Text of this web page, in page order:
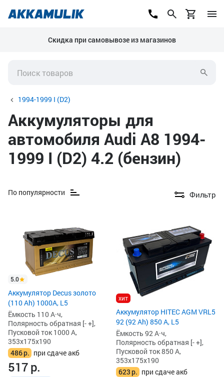
Скидка при самовывозе из магазинов
1994-1999 I (D2)
Аккумуляторы для
автомобиля Audi A8 1994-
1999 I (D2) 4.2 (бензин)
По популярности Фильтр
5.0
Аккумулятор Decus золото
(110 Ah) 1000A, L5
Ёмкость 110 А·ч,
Полярность обратная [- +],
Пусковой ток 1000 А,
353x175x190
486р. при сдаче акб
517р.
хит
Аккумулятор HITEC AGM VRL5
92 (92 Ah) 850 А, L5
Ёмкость 92 А·ч,
Полярность обратная [- +],
Пусковой ток 850 А,
353x175x190
623р. при сдаче акб